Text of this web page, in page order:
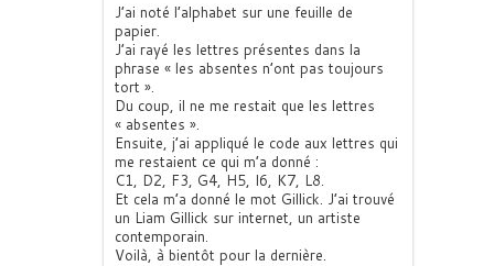
J’ai noté l’alphabet sur une feuille de
papier.
J’ai rayé les lettres présentes dans la
phrase « les absentes n’ont pas toujours
tort ».
Du coup, il ne me restait que les lettres
« absentes ».
Ensuite, j’ai appliqué le code aux lettres qui
me restaient ce qui m’a donné :
C1, D2, F3, G4, H5, I6, K7, L8.
Et cela m’a donné le mot Gillick. J’ai trouvé
un Liam Gillick sur internet, un artiste
contemporain.
Voilà, à bientôt pour la dernière.